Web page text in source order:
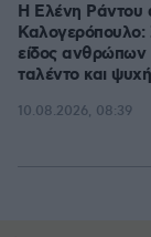
Η Ελένη Ράντου
Καλογερόπουλο:
είδος ανθρώπων
ταλέντο και ψυχή
10.08.2026, 08:39